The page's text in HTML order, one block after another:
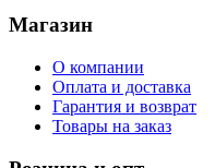
Магазин
О компании
Оплата и доставка
Гарантия и возврат
Товары на заказ